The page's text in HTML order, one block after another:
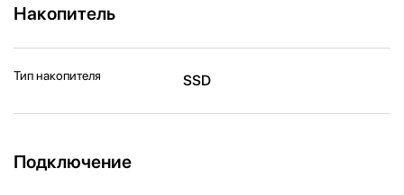
Накопитель
Тип накопителя SSD
Подключение